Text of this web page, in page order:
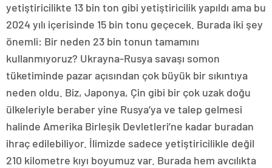
yetiştiricilikte 13 bin ton gibi yetiştiricilik yapıldı ama bu
2024 yılı içerisinde 15 bin tonu geçecek. Burada iki şey
önemli: Bir neden 23 bin tonun tamamını
kullanmıyoruz? Ukrayna-Rusya savaşı somon
tüketiminde pazar açısından çok büyük bir sıkıntıya
neden oldu. Biz, Japonya, Çin gibi bir çok uzak doğu
ülkeleriyle beraber yine Rusya’ya ve talep gelmesi
halinde Amerika Birleşik Devletleri’ne kadar buradan
ihraç edilebiliyor. İlimizde sadece yetiştiricilikle değil
210 kilometre kıyı boyumuz var. Burada hem avcılıkta